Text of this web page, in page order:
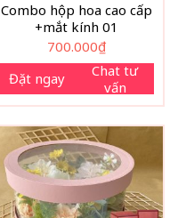
Combo hộp hoa cao cấp
+mắt kính 01
700.000₫
Đặt ngay
Chat tư
vấn